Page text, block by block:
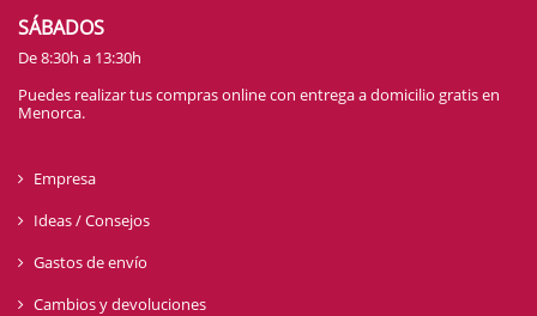
SÁBADOS
De 8:30h a 13:30h
Puedes realizar tus compras online con entrega a domicilio gratis en
Menorca.
Empresa
Ideas / Consejos
Gastos de envío
Cambios y devoluciones